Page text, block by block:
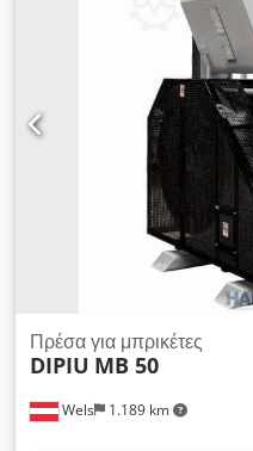
Wels 1.189 km
Πρέσα για μπρικέτες
DIPIU MB 50